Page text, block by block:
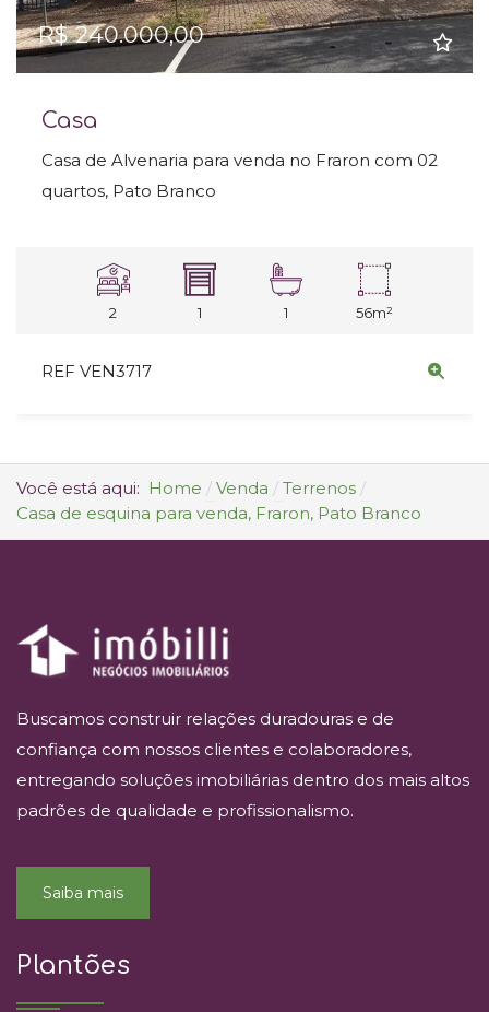
R$ 240.000,00
Casa
Casa de Alvenaria para venda no Fraron com 02
quartos, Pato Branco
2 1 1 56m²
REF VEN3717
Você está aqui: Home Venda
Terrenos
Casa de esquina para venda, Fraron, Pato Branco
Buscamos construir relações duradouras e de
confiança com nossos clientes e colaboradores,
entregando soluções imobiliárias dentro dos mais altos
padrões de qualidade e profissionalismo.
Saiba mais
Plantões